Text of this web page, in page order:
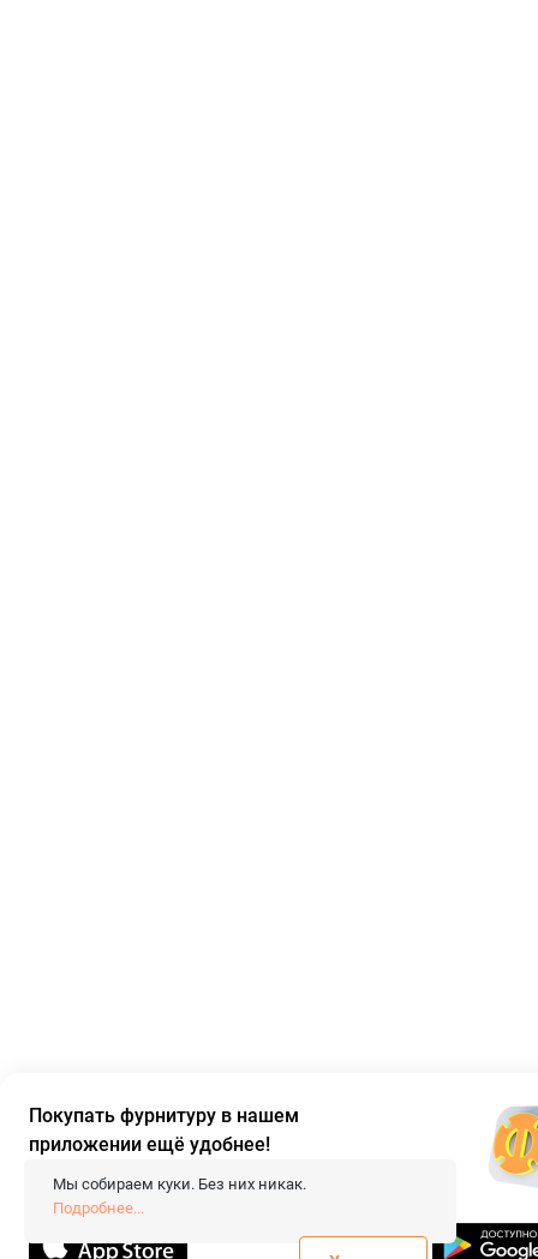
Покупать фурнитуру в нашем
приложении ещё удобнее!
Мы собираем куки. Без них никак.
Подробнее...